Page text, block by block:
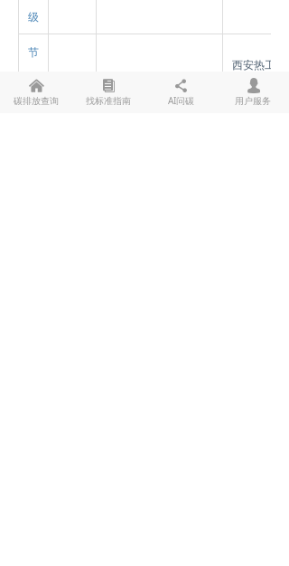
级
节
能
降
【1号机组低压缸零功
西安热工
研究院有
낀
碳排放查询
뀴
找标准指南
끖
AI问碳
넙
用户服务